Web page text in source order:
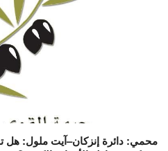
محمي: دائرة إنزكان–آيت ملول: هل